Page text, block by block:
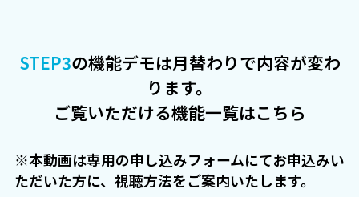
STEP3の機能デモは月替わりで内容が変わ
ります。
ご覧いただける機能一覧はこちら
※本動画は専用の申し込みフォームにてお申込みい
ただいた方に、視聴方法をご案内いたします。